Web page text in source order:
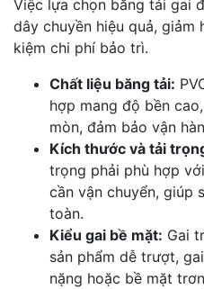
Việc lựa chọn băng tải gai
dây chuyền hiệu quả, giảm
kiệm chi phí bảo trì.
Chất liệu băng tải:
hợp mang độ bền
mòn, đảm bảo vận
Kích thước và tải
trọng phải phù hợp
cần vận chuyển, giúp
toàn.
Kiểu gai bề mặt: Gai
sản phẩm dễ trượt,
nặng hoặc bề mặt